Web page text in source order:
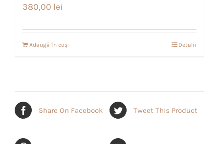
380,00 lei
Adaugă în coș Detalii
Share On Facebook Tweet This Product